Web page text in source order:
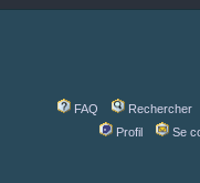
FAQ
Rechercher
Profil
Se